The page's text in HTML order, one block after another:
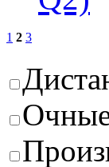
1 2 3